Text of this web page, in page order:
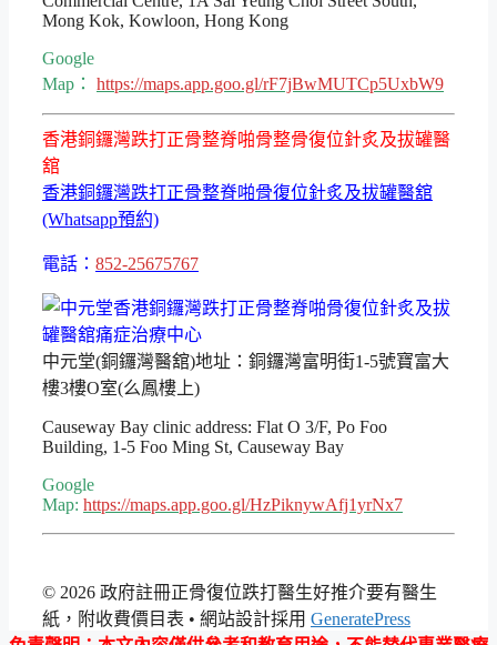
Mong Kok, Kowloon, Hong Kong
Google
Map： https://maps.app.goo.gl/rF7jBwMUTCp5UxbW9
香港銅鑼灣跌打正骨整脊啪骨整骨復位針炙及拔罐醫
舘
香港銅鑼灣跌打正骨整脊啪骨復位針炙及拔罐醫舘
(Whatsapp預約)
電話： 852-25675767
中元堂(銅鑼灣醫舘)地址：銅鑼灣富明街1-5號寶富大
樓3樓O室(么鳳樓上)
Causeway Bay clinic address: Flat O 3/F, Po Foo
Building, 1-5 Foo Ming St, Causeway Bay
Google
Map: https://maps.app.goo.gl/HzPiknywAfj1yrNx7
© 2026 政府註冊正骨復位跌打醫生好推介要有醫生
紙，附收費價目表 • 網站設計採用 GeneratePress